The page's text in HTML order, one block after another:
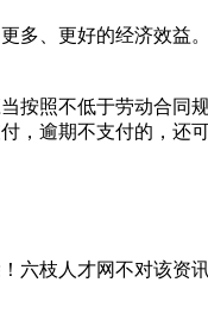
、更好的经济效益
照不低于劳动合同
逾期不支付的，还
六枝人才网不对该资